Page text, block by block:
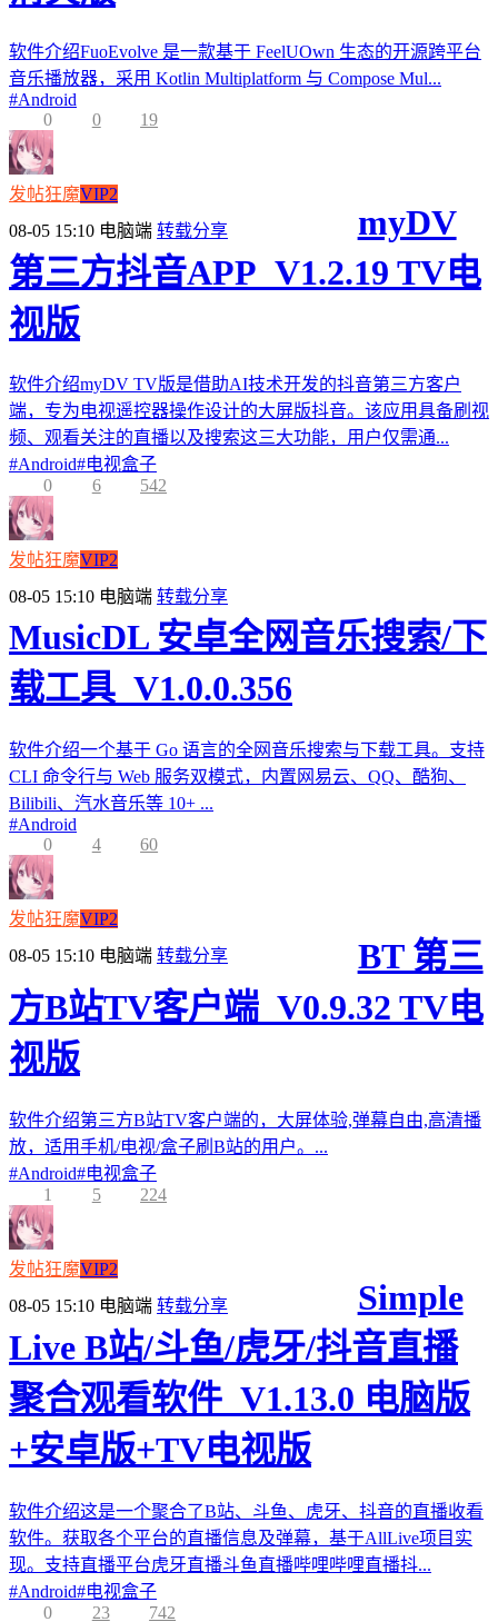
软件介绍FuoEvolve 是一款基于 FeelUOwn 生态的开源跨平台
音乐播放器，采用 Kotlin Multiplatform 与 Compose Mul...
#Android
0
0 19
发帖狂魔VIP2
08-05 15:10 电脑端 转载分享
myDV
第三方抖音APP_V1.2.19 TV电
视版
软件介绍myDV TV版是借助AI技术开发的抖音第三方客户
端，专为电视遥控器操作设计的大屏版抖音。该应用具备刷视
频、观看关注的直播以及搜索这三大功能，用户仅需通...
#Android#电视盒子
0
6 542
发帖狂魔VIP2
08-05 15:10 电脑端 转载分享
MusicDL 安卓全网音乐搜索/下
载工具_V1.0.0.356
软件介绍一个基于 Go 语言的全网音乐搜索与下载工具。支持
CLI 命令行与 Web 服务双模式，内置网易云、QQ、酷狗、
Bilibili、汽水音乐等 10+ ...
#Android
0
4 60
发帖狂魔VIP2
08-05 15:10 电脑端 转载分享
BT 第三
方B站TV客户端_V0.9.32 TV电
视版
软件介绍第三方B站TV客户端的，大屏体验,弹幕自由,高清播
放，适用手机/电视/盒子刷B站的用户。...
#Android#电视盒子
1
5 224
发帖狂魔VIP2
08-05 15:10 电脑端 转载分享
Simple
Live B站/斗鱼/虎牙/抖音直播
聚合观看软件_V1.13.0 电脑版
+安卓版+TV电视版
软件介绍这是一个聚合了B站、斗鱼、虎牙、抖音的直播收看
软件。获取各个平台的直播信息及弹幕，基于AllLive项目实
现。支持直播平台虎牙直播斗鱼直播哔哩哔哩直播抖...
#Android#电视盒子
0
23 742